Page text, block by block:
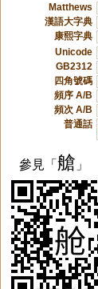
Matthews
漢語大字典
康熙字典
Unicode
GB2312
四角號碼
頻序 A/B
頻次 A/B
普通話
參見「艙 」